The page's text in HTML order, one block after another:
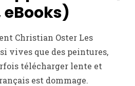
eBooks)
Christian Oster Les
vives que des peintures,
télécharger lente et
est dommage.